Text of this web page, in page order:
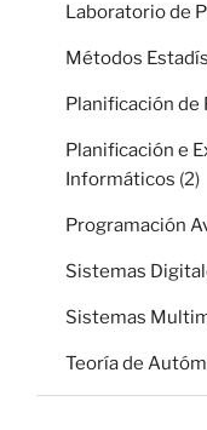
Laboratorio de
Métodos
Planificación
Planificación e
Informáticos (2)
Programación
Sistemas
Sistemas
Teoría de